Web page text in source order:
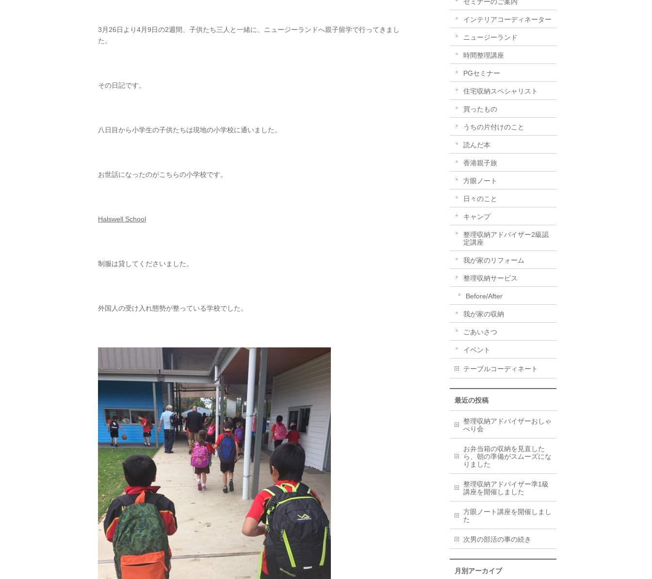
3月26日より4月9日の2週間、子供たち三人と一緒に、ニュージーランドへ親子留学で行ってきまし
た。
その日記です。
八日目から小学生の子供たちは現地の小学校に通いました。
お世話になったのがこちらの小学校です。
Halswell School
制服は貸してくださいました。
外国人の受け入れ態勢が整っている学校でした。
インテリアコーディネーター
ニュージーランド
時間整理講座
PGセミナー
住宅収納スペシャリスト
買ったもの
うちの片付けのこと
読んだ本
香港親子旅
方眼ノート
日々のこと
キャンプ
整理収納アドバイザー2級認
定講座
我が家のリフォーム
整理収納サービス
Before/After
我が家の収納
ごあいさつ
イベント
テーブルコーディネート
最近の投稿
整理収納アドバイザーおしゃ
べり会
お弁当箱の収納を見直した
ら、朝の準備がスムーズにな
りました
整理収納アドバイザー準1級
講座を開催しました
方眼ノート講座を開催しまし
た
次男の部活の事の続き
月別アーカイブ